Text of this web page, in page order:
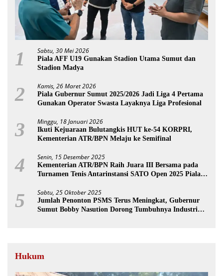
1 Sabtu, 30 Mei 2026
Piala AFF U19 Gunakan Stadion Utama Sumut dan
Stadion Madya
2 Kamis, 26 Maret 2026
Piala Gubernur Sumut 2025/2026 Jadi Liga 4 Pertama
Gunakan Operator Swasta Layaknya Liga Profesional
3 Minggu, 18 Januari 2026
Ikuti Kejuaraan Bulutangkis HUT ke-54 KORPRI,
Kementerian ATR/BPN Melaju ke Semifinal
4 Senin, 15 Desember 2025
Kementerian ATR/BPN Raih Juara III Bersama pada
Turnamen Tenis Antarinstansi SATO Open 2025 Piala
5 Sabtu, 25 Oktober 2025
Jumlah Penonton PSMS Terus Meningkat, Gubernur
Sumut Bobby Nasution Dorong Tumbuhnya Industri
Hukum